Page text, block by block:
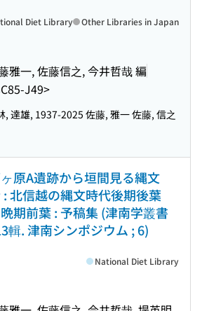
雅一, 佐藤信之, 今井哲哉 編
J49>
Diet Library Other Libraries in Japan
, 達雄, 1937-2025 佐藤, 雅一 佐藤, 信之
原A遺跡から垣間見る縄文
: 北信越の縄文時代後期後葉
期前葉 : 予稿集 (津南学叢書
輯. 津南シンポジウム ; 6)
National Diet Library